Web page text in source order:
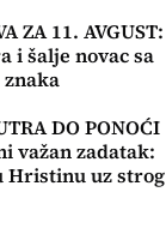
ZA 11. AVGUST:
i šalje novac sa
DO PONOĆI
važan zadatak:
Hristinu uz strog